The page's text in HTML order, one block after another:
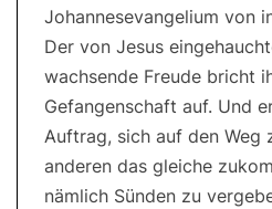
Johannesevangelium von
Der von Jesus
wachsende Freude bricht
Gefangenschaft auf. Und
Auftrag, sich auf den Weg
anderen das gleiche
nämlich Sünden zu